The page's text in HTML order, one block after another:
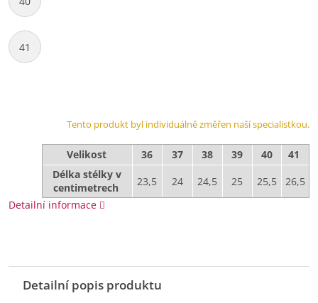
41
Tento produkt byl individuálně změřen naší specialistkou.
Velikost 36 37 38 39 40
41
Délka stélky v
centimetrech
23,5 24 24,5 25 25,5
26,5
Detailní informace
Detailní popis produktu